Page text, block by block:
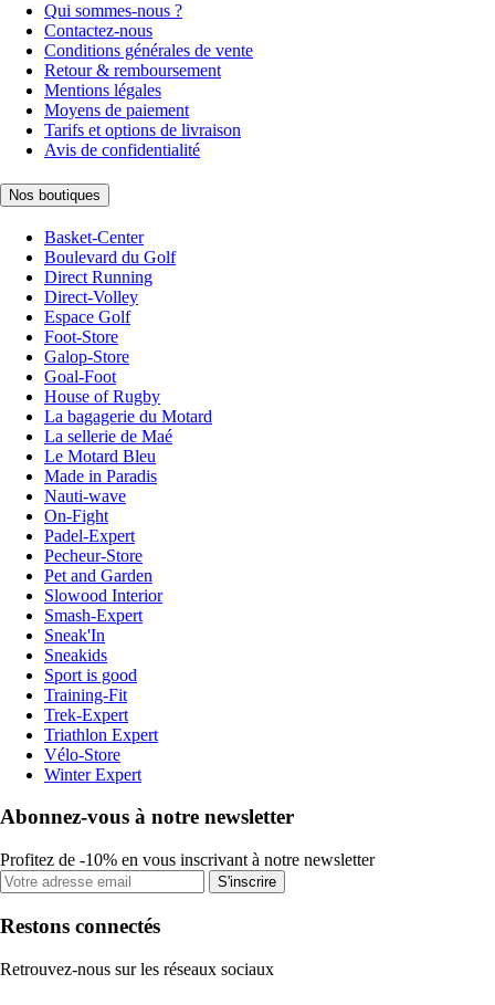
Qui sommes-nous ?
Contactez-nous
Conditions générales de vente
Retour & remboursement
Mentions légales
Moyens de paiement
Tarifs et options de livraison
Avis de confidentialité
Nos boutiques
Basket-Center
Boulevard du Golf
Direct Running
Direct-Volley
Espace Golf
Foot-Store
Galop-Store
Goal-Foot
House of Rugby
La bagagerie du Motard
La sellerie de Maé
Le Motard Bleu
Made in Paradis
Nauti-wave
On-Fight
Padel-Expert
Pecheur-Store
Pet and Garden
Slowood Interior
Smash-Expert
Sneak'In
Sneakids
Sport is good
Training-Fit
Trek-Expert
Triathlon Expert
Vélo-Store
Winter Expert
Abonnez-vous à notre newsletter
Profitez de -10% en vous inscrivant à notre newsletter
S'inscrire
Restons connectés
Retrouvez-nous sur les réseaux sociaux